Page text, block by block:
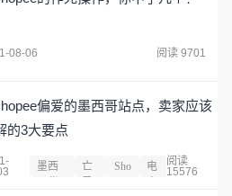
08-06 阅读 9701
偏爱的墨西哥站点，卖家应该
的3大要点
墨西
亡
Sho
电
阅读
15576